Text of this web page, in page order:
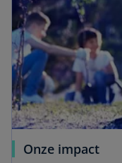
Onze impact